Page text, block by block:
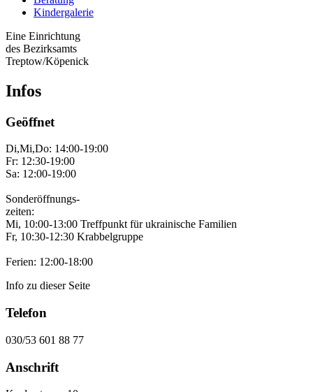
Kindergalerie
Eine Einrichtung
des Bezirksamts
Treptow/Köpenick
Infos
Geöffnet
Di,Mi,Do: 14:00-19:00
Fr: 12:30-19:00
Sa: 12:00-19:00
Sonderöffnungs-
zeiten:
Mi, 10:00-13:00 Treffpunkt für ukrainische Familien
Fr, 10:30-12:30 Krabbelgruppe
Ferien: 12:00-18:00
Info zu dieser Seite
Telefon
030/53 601 88 77
Anschrift